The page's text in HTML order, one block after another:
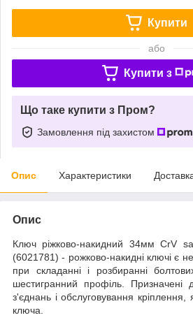
Купити
або
Купити з
Що таке купити з Пром?
Замовлення під захистом
Опис Характеристики
Опис
Ключ ріжково-накидний 34мм CrV
(6021781) - рожково-накидні ключі є
при складанні і розбиранні
шестигранний профіль. Призначені
з'єднань і обслуговування кріплення,
ключа.